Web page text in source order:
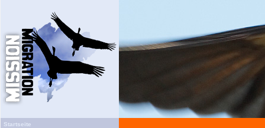
Startseite